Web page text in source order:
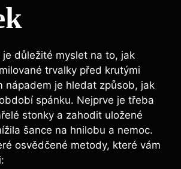
je důležité myslet na to, jak
trvalky před krutými
nápadem je hledat způsob, jak
spánku. Nejprve je třeba
stonky a zahodit uložené
šance na hnilobu a nemoc.
osvědčené metody, které vám